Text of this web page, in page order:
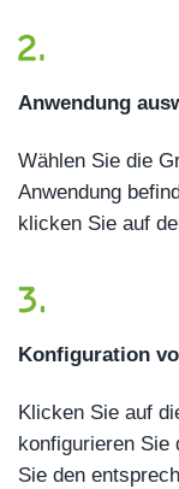
Anwendung
Wählen Sie die
Anwendung
klicken Sie auf
Konfiguration
Klicken Sie auf
konfigurieren Sie
Sie den